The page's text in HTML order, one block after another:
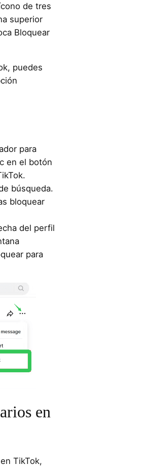
de tres
superior
Bloquear
puedes
para
en el botón
búsqueda.
bloquear
del perfil
para
en
TikTok,